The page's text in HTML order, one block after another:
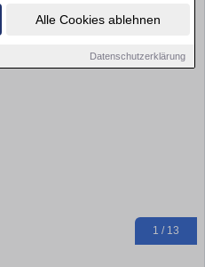
Alle Cookies ablehnen
Datenschutzerklärung
1 / 13